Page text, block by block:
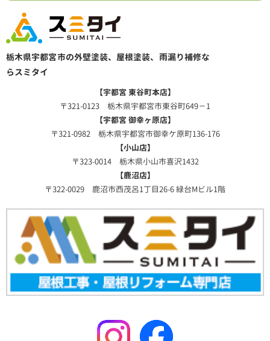
栃木県宇都宮市の外壁塗装、屋根塗装、雨漏り補修な
らスミタイ
【宇都宮 東谷町本店】
〒321-0123 栃木県宇都宮市東谷町649－1
【宇都宮 御幸ヶ原店】
〒321-0982 栃木県宇都宮市御幸ケ原町136-176
【小山店】
〒323-0014 栃木県小山市喜沢1432
【鹿沼店】
〒322-0029 鹿沼市西茂呂1丁目26-6 緑台Mビル1階